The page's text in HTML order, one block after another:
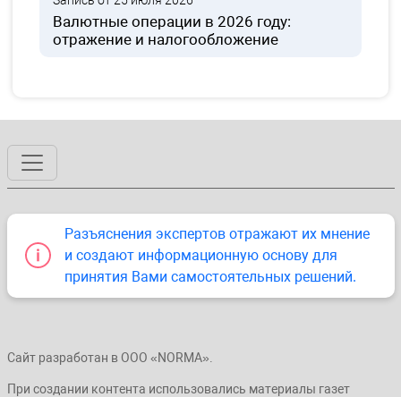
Валютные операции в 2026 году:
отражение и налогообложение
Разъяснения экспертов отражают их мнение
и создают информационную основу для
принятия Вами самостоятельных решений.
Сайт разработан в ООО «NORMA».
При создании контента использовались материалы газет